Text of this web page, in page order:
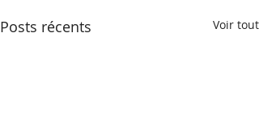
Posts récents Voir tout